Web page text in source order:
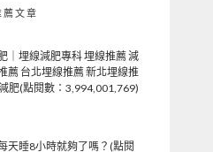
薦文章
｜埋線減肥專科 埋線推薦 減
薦 台北埋線推薦 新北埋線推
肥(點閱數：3,994,001,769)
天睡8小時就夠了嗎？(點閱